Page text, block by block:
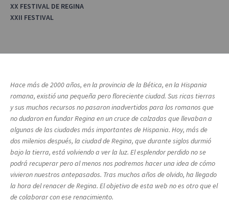
XX FESTIVAL DE REGINA
XXII FESTIVAL
Hace más de 2000 años, en la provincia de la Bética, en la Hispania
romana, existió una pequeña pero floreciente ciudad. Sus ricas tierras
y sus muchos recursos no pasaron inadvertidos para los romanos que
no dudaron en fundar Regina en un cruce de calzadas que llevaban a
algunas de las ciudades más importantes de Hispania. Hoy, más de
dos milenios después, la ciudad de Regina, que durante siglos durmió
bajo la tierra, está volviendo a ver la luz. El esplendor perdido no se
podrá recuperar pero al menos nos podremos hacer una idea de cómo
vivieron nuestros antepasados. Tras muchos años de olvido, ha llegado
la hora del renacer de Regina. El objetivo de esta web no es otro que el
de colaborar con ese renacimiento.